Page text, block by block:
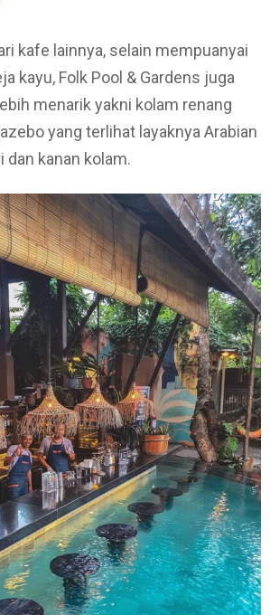
kafe lainnya, selain mempuanyai
kayu, Folk Pool & Gardens juga
menarik yakni kolam renang
yang terlihat layaknya Arabian
dan kanan kolam.